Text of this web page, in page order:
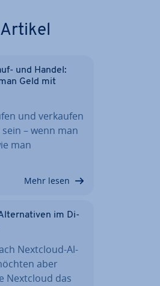
und Handel:
Geld mit
und verkaufen
– wenn man
man
Mehr lesen
im Di­
Nextcloud-Al­
aber
Nextcloud das